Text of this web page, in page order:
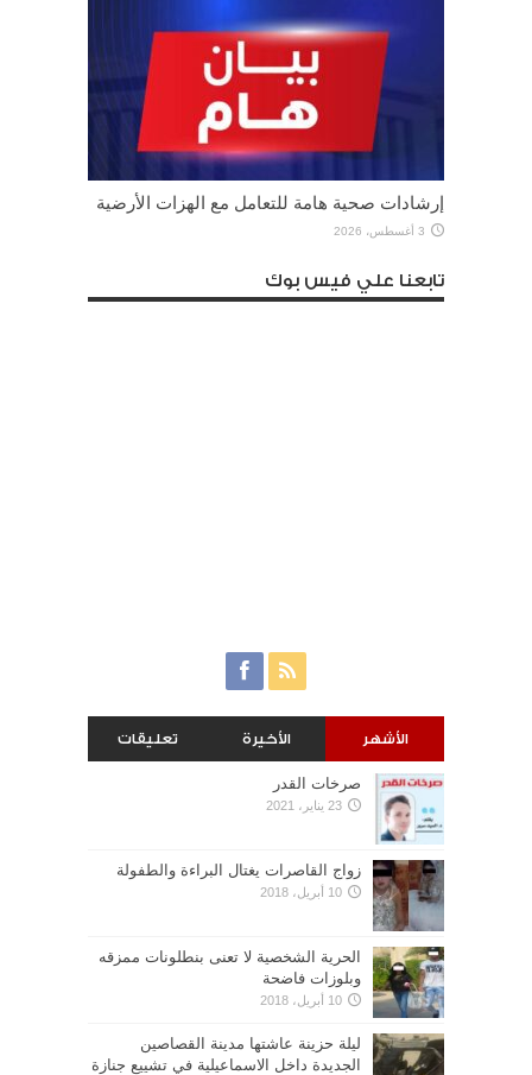
إرشادات صحية هامة للتعامل مع الهزات الأرضية
3 أغسطس، 2026
تابعنا علي فيس بوك
الأشهر الأخيرة تعليقات
صرخات القدر
23 يناير، 2021
زواج القاصرات يغتال البراءة والطفولة
10 أبريل، 2018
الحرية الشخصية لا تعنى بنطلونات ممزقه
وبلوزات فاضحة
10 أبريل، 2018
ليلة حزينة عاشتها مدينة القصاصين
الجديدة داخل الاسماعيلية في تشييع جنازة